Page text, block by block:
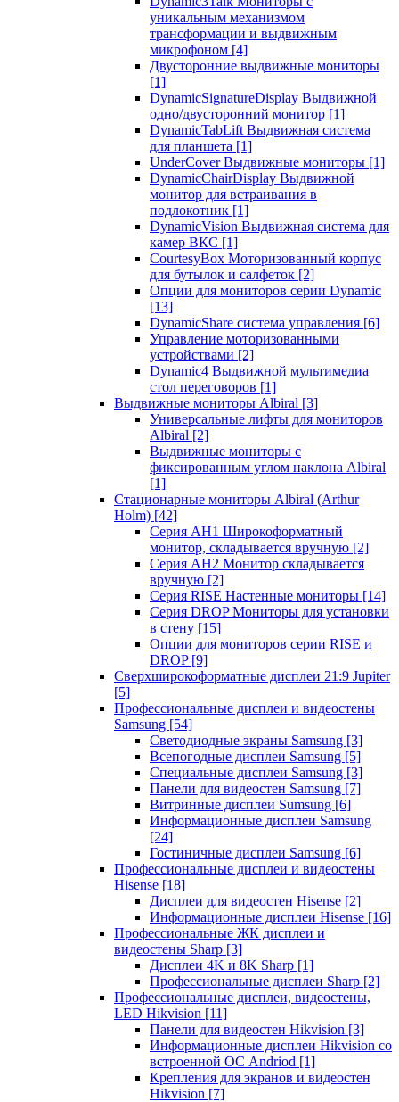
уникальным механизмом
трансформации и выдвижным
микрофоном [4]
Двусторонние выдвижные мониторы
[1]
DynamicSignatureDisplay Выдвижной
одно/двусторонний монитор [1]
DynamicTabLift Выдвижная система
для планшета [1]
UnderCover Выдвижные мониторы [1]
DynamicChairDisplay Выдвижной
монитор для встраивания в
подлокотник [1]
DynamicVision Выдвижная система для
камер ВКС [1]
CourtesyBox Моторизованный корпус
для бутылок и салфеток [2]
Опции для мониторов серии Dynamic
[13]
DynamicShare система управления [6]
Управление моторизованными
устройствами [2]
Dynamic4 Выдвижной мультимедиа
стол переговоров [1]
Выдвижные мониторы Albiral [3]
Универсальные лифты для мониторов
Albiral [2]
Выдвижные мониторы с
фиксированным углом наклона Albiral
[1]
Стационарные мониторы Albiral (Arthur
Holm) [42]
Серия AH1 Широкоформатный
монитор, складывается вручную [2]
Серия AH2 Монитор складывается
вручную [2]
Серия RISE Настенные мониторы [14]
Серия DROP Мониторы для установки
в стену [15]
Опции для мониторов серии RISE и
DROP [9]
Сверхширокоформатные дисплеи 21:9 Jupiter
[5]
Профессиональные дисплеи и видеостены
Samsung [54]
Светодиодные экраны Samsung [3]
Всепогодные дисплеи Samsung [5]
Специальные дисплеи Samsung [3]
Панели для видеостен Samsung [7]
Витринные дисплеи Sumsung [6]
Информационные дисплеи Samsung
[24]
Гостиничные дисплеи Samsung [6]
Профессиональные дисплеи и видеостены
Hisense [18]
Дисплеи для видеостен Hisense [2]
Информационные дисплеи Hisense [16]
Профессиональные ЖК дисплеи и
видеостены Sharp [3]
Дисплеи 4K и 8K Sharp [1]
Профессиональные дисплеи Sharp [2]
Профессиональные дисплеи, видеостены,
LED Hikvision [11]
Панели для видеостен Hikvision [3]
Информационные дисплеи Hikvision со
встроенной ОС Andriod [1]
Крепления для экранов и видеостен
Hikvision [7]